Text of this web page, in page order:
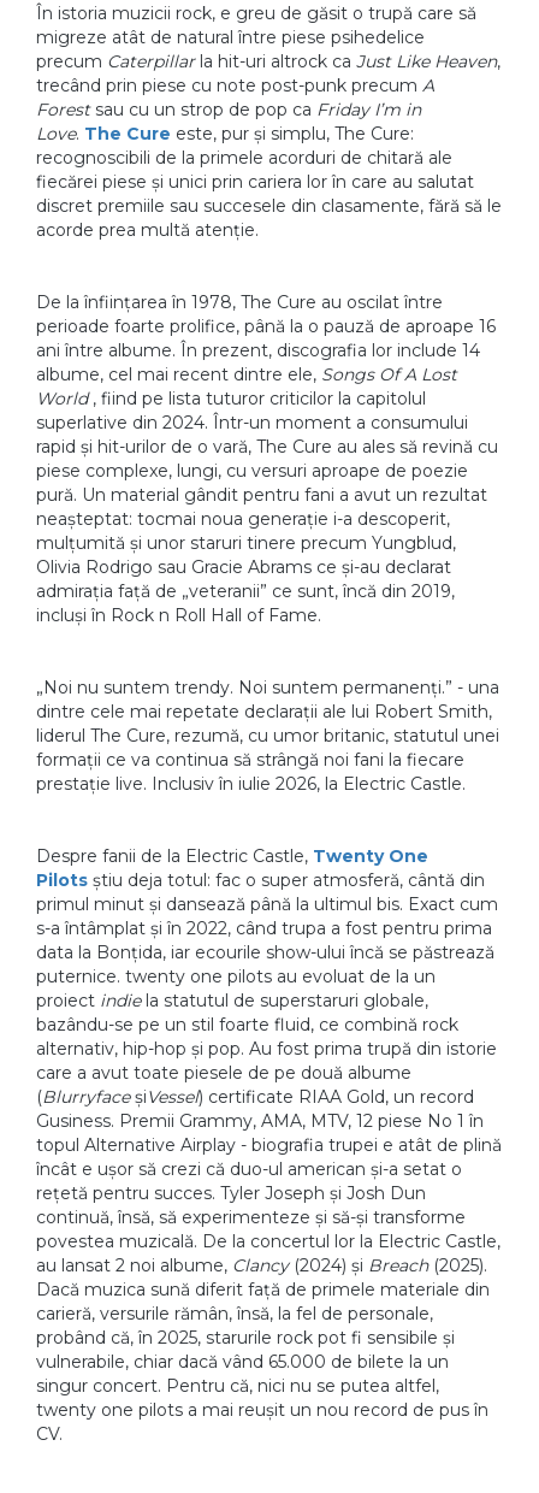
În istoria muzicii rock, e greu de găsit o trupă care să
migreze atât de natural între piese psihedelice
precum Caterpillarla hit-uri altrock ca Just Like Heaven,
trecând prin piese cu note post-punk precum A
Forestsau cu un strop de pop ca Friday I’m in
Love. The Cure este, pur și simplu, The Cure:
recognoscibili de la primele acorduri de chitară ale
fiecărei piese și unici prin cariera lor în care au salutat
discret premiile sau succesele din clasamente, fără să le
acorde prea multă atenție.
De la înființarea în 1978, The Cure au oscilat între
perioade foarte prolifice, până la o pauză de aproape 16
ani între albume. În prezent, discografia lor include 14
albume, cel mai recent dintre ele, Songs Of A Lost
World, fiind pe lista tuturor criticilor la capitolul
superlative din 2024. Într-un moment a consumului
rapid și hit-urilor de o vară, The Cure au ales să revină cu
piese complexe, lungi, cu versuri aproape de poezie
pură. Un material gândit pentru fani a avut un rezultat
neașteptat: tocmai noua generație i-a descoperit,
mulțumită și unor staruri tinere precum Yungblud,
Olivia Rodrigo sau Gracie Abrams ce și-au declarat
admirația față de „veteranii” ce sunt, încă din 2019,
incluși în Rock n Roll Hall of Fame.
„Noi nu suntem trendy. Noi suntem permanenți.” - una
dintre cele mai repetate declarații ale lui Robert Smith,
liderul The Cure, rezumă, cu umor britanic, statutul unei
formații ce va continua să strângă noi fani la fiecare
prestație live. Inclusiv în iulie 2026, la Electric Castle.
Despre fanii de la Electric Castle, Twenty One
Pilots știu deja totul: fac o super atmosferă, cântă din
primul minut și dansează până la ultimul bis. Exact cum
s-a întâmplat și în 2022, când trupa a fost pentru prima
data la Bonțida, iar ecourile show-ului încă se păstrează
puternice. twenty one pilots au evoluat de la un
proiect indiela statutul de superstaruri globale,
bazându-se pe un stil foarte fluid, ce combină rock
alternativ, hip-hop și pop. Au fost prima trupă din istorie
care a avut toate piesele de pe două albume
(BlurryfaceșiVessel) certificate RIAA Gold, un record
Gusiness. Premii Grammy, AMA, MTV, 12 piese No 1 în
topul Alternative Airplay - biografia trupei e atât de plină
încât e ușor să crezi că duo-ul american și-a setat o
rețetă pentru succes. Tyler Joseph și Josh Dun
continuă, însă, să experimenteze și să-și transforme
povestea muzicală. De la concertul lor la Electric Castle,
au lansat 2 noi albume, Clancy(2024) și Breach(2025).
Dacă muzica sună diferit față de primele materiale din
carieră, versurile rămân, însă, la fel de personale,
probând că, în 2025, starurile rock pot fi sensibile și
vulnerabile, chiar dacă vând 65.000 de bilete la un
singur concert. Pentru că, nici nu se putea altfel,
twenty one pilots a mai reușit un nou record de pus în
CV.